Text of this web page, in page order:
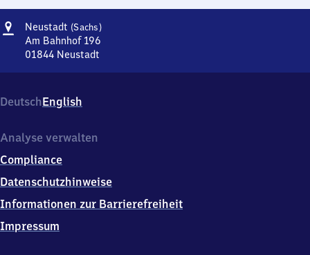
Adresse
Neustadt (Sachs)Neustadt
Am Bahnhof 196
01844 Neustadt
Am
Bahnhof
0
8
4
Neustadt
DeutschEnglish
Analyse verwalten
Compliance
Datenschutzhinweise
Informationen zur Barrierefreiheit
Impressum